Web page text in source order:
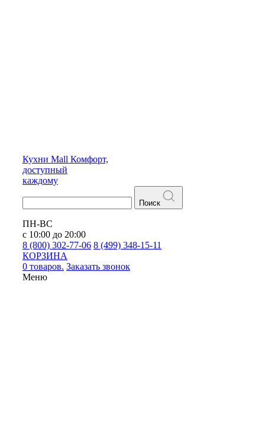
Кухни Mall Комфорт,
доступный
каждому
Поиск
ПН-ВС
с 10:00 до 20:00
8 (800) 302-77-06 8 (499) 348-15-11
КОРЗИНА
0 товаров. Заказать звонок
Меню